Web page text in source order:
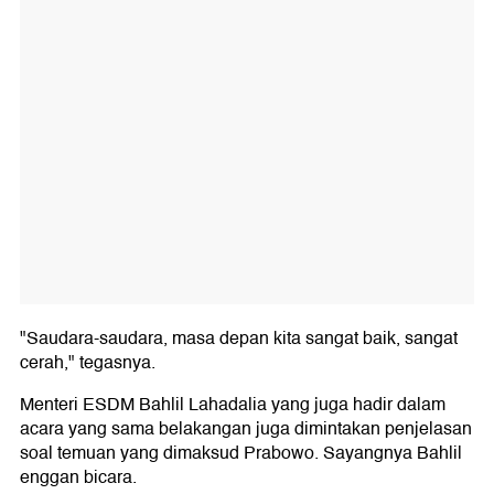
"Saudara-saudara, masa depan kita sangat baik, sangat
cerah," tegasnya.
Menteri ESDM Bahlil Lahadalia yang juga hadir dalam
acara yang sama belakangan juga dimintakan penjelasan
soal temuan yang dimaksud Prabowo. Sayangnya Bahlil
enggan bicara.